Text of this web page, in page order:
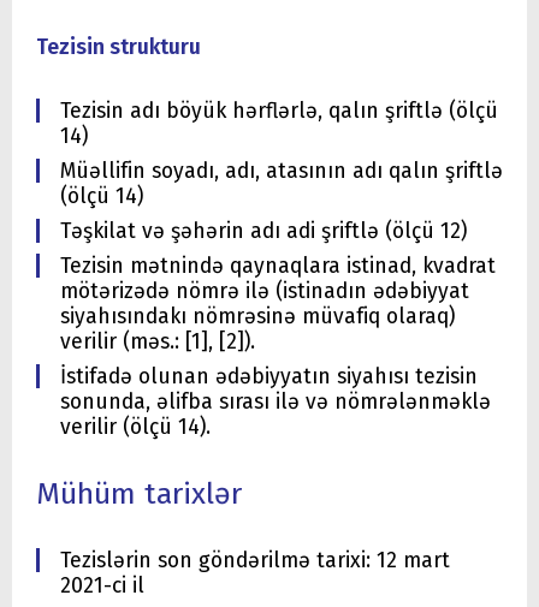
Tezisin strukturu
Tezisin adı böyük hərflərlə, qalın şriftlə (ölçü
14)
Müəllifin soyadı, adı, atasının adı qalın şriftlə
(ölçü 14)
Təşkilat və şəhərin adı adi şriftlə (ölçü 12)
Tezisin mətnində qaynaqlara istinad, kvadrat
mötərizədə nömrə ilə (istinadın ədəbiyyat
siyahısındakı nömrəsinə müvafiq olaraq)
verilir (məs.: [1], [2]).
İstifadə olunan ədəbiyyatın siyahısı tezisin
sonunda, əlifba sırası ilə və nömrələnməklə
verilir (ölçü 14).
Mühüm tarixlər
Tezislərin son göndərilmə tarixi: 12 mart
2021-ci il